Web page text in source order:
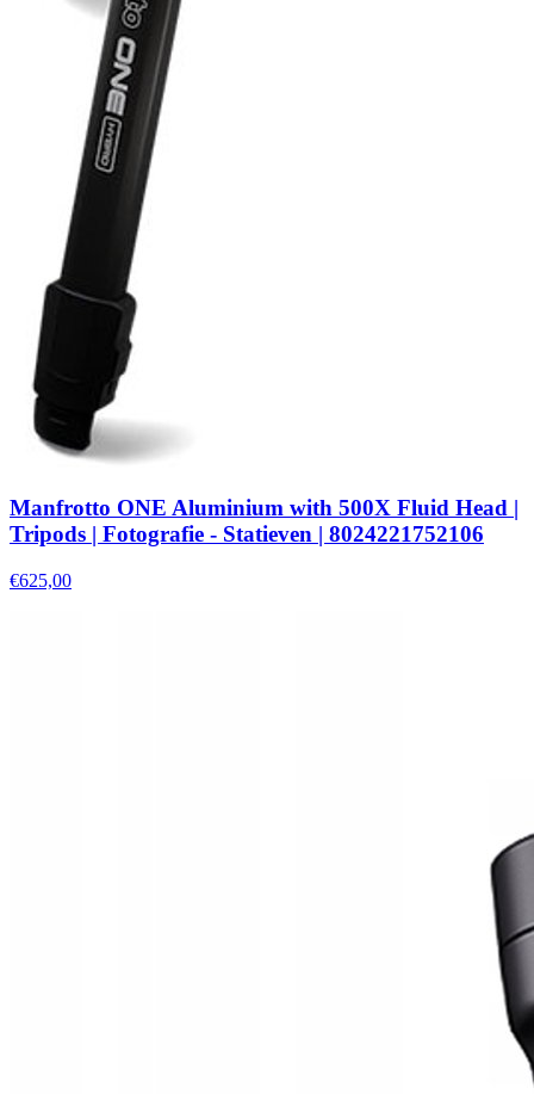
Manfrotto ONE Aluminium with 500X Fluid Head |
Tripods | Fotografie - Statieven | 8024221752106
€625,00